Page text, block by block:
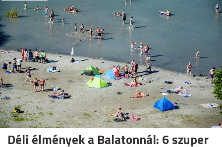
Déli élmények a Balatonnál: 6 szuper